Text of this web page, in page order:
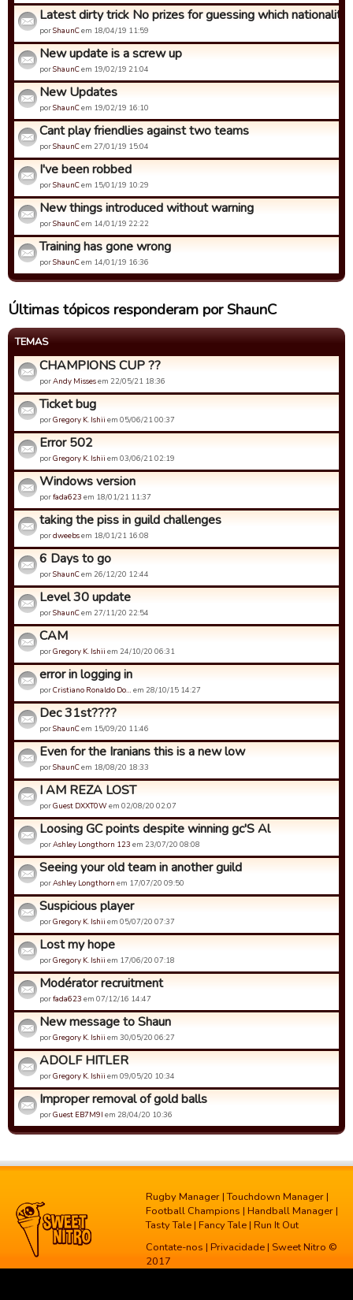
Latest dirty trick No prizes for guessing which nationality
porShaunCem 18/04/19 11:59
New update is a screw up
porShaunCem 19/02/19 21:04
New Updates
porShaunCem 19/02/19 16:10
Cant play friendlies against two teams
porShaunCem 27/01/19 15:04
I've been robbed
porShaunCem 15/01/19 10:29
New things introduced without warning
porShaunCem 14/01/19 22:22
Training has gone wrong
porShaunCem 14/01/19 16:36
Últimas tópicos responderam por ShaunC
TEMAS
CHAMPIONS CUP ??
porAndy Missesem 22/05/21 18:36
Ticket bug
porGregory K. Ishii em 05/06/21 00:37
Error 502
porGregory K. Ishii em 03/06/21 02:19
Windows version
porfada623 em 18/01/21 11:37
taking the piss in guild challenges
pordweebsem 18/01/21 16:08
6 Days to go
porShaunCem 26/12/20 12:44
Level 30 update
porShaunCem 27/11/20 22:54
CAM
porGregory K. Ishii em 24/10/20 06:31
error in logging in
porCristiano Ronaldo Do… em 28/10/15 14:27
Dec 31st????
porShaunCem 15/09/20 11:46
Even for the Iranians this is a new low
porShaunCem 18/08/20 18:33
I AM REZA LOST
porGuest DXXT0W em 02/08/20 02:07
Loosing GC points despite winning gc'S Al
porAshley Longthorn 123 em 23/07/20 08:08
Seeing your old team in another guild
porAshley Longthorn em 17/07/20 09:50
Suspicious player
porGregory K. Ishii em 05/07/20 07:37
Lost my hope
porGregory K. Ishii em 17/06/20 07:18
Modérator recruitment
porfada623 em 07/12/16 14:47
New message to Shaun
porGregory K. Ishii em 30/05/20 06:27
ADOLF HITLER
porGregory K. Ishii em 09/05/20 10:34
Improper removal of gold balls
porGuest EB7M9I em 28/04/20 10:36
Rugby Manager |Touchdown Manager |
Football Champions | Handball Manager |
Tasty Tale | Fancy Tale | Run It Out
Contate-nos | Privacidade | Sweet Nitro ©
2017